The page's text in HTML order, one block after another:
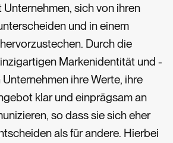
sich von ihren
und in einem
Durch die
Markenidentität und -
ihre Werte, ihre
klar und einprägsam an
so dass sie sich eher
als für andere. Hierbei